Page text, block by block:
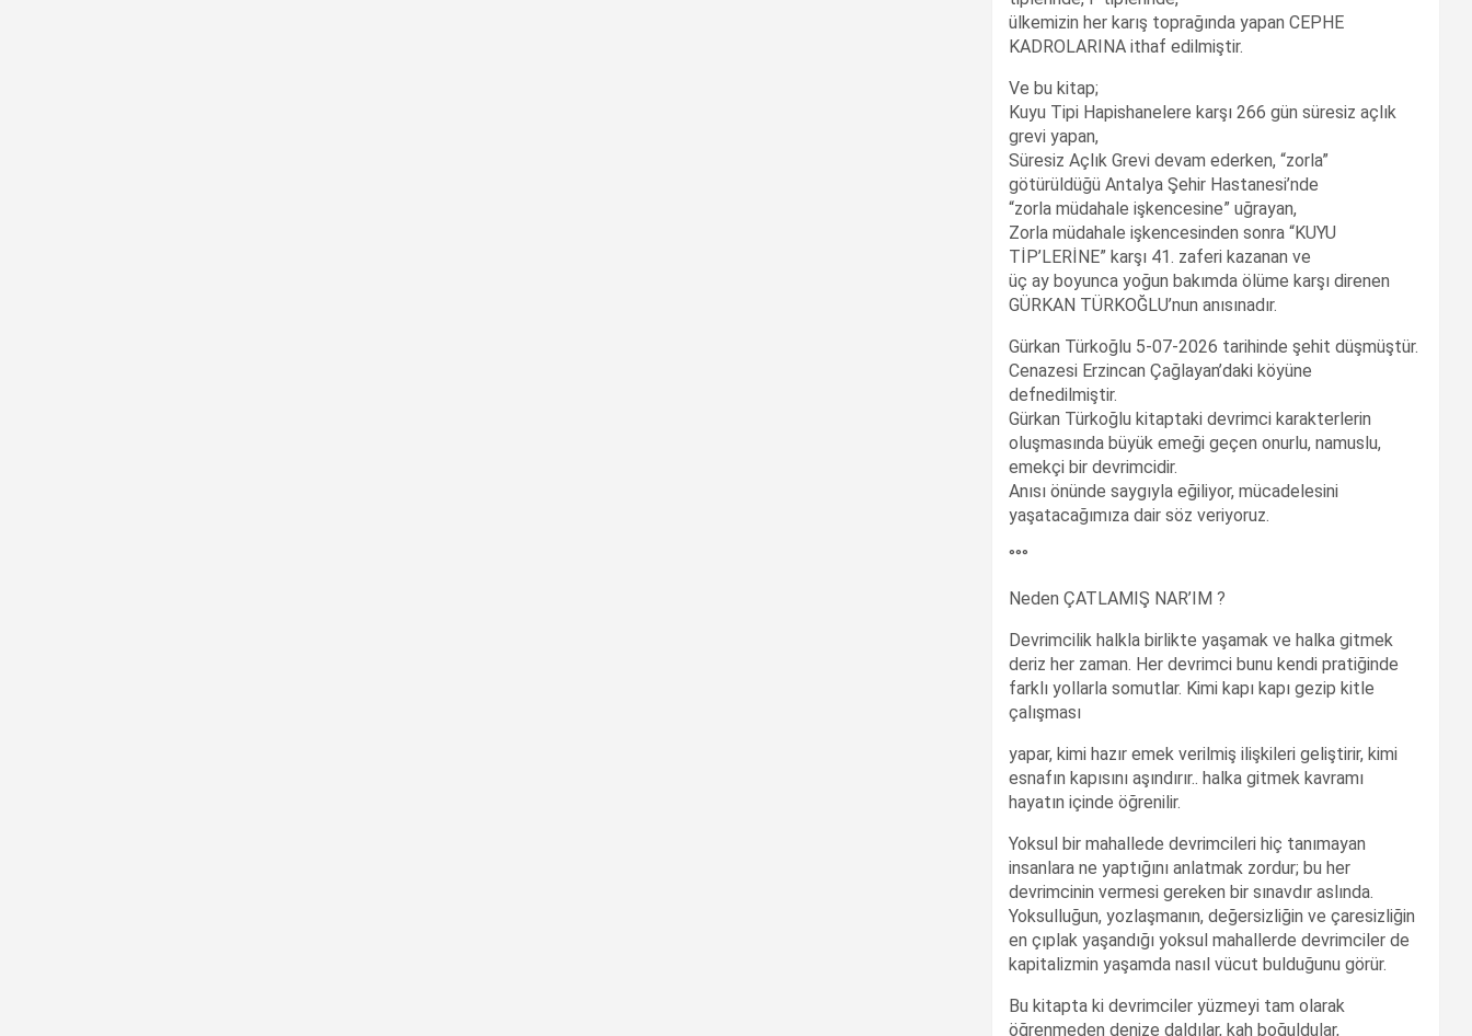
ülkemizin her karış toprağında yapan CEPHE
KADROLARINA ithaf edilmiştir.
Ve bu kitap;
Kuyu Tipi Hapishanelere karşı 266 gün süresiz açlık
grevi yapan,
Süresiz Açlık Grevi devam ederken, “zorla”
götürüldüğü Antalya Şehir Hastanesi’nde
“zorla müdahale işkencesine” uğrayan,
Zorla müdahale işkencesinden sonra “KUYU
TİP’LERİNE” karşı 41. zaferi kazanan ve
üç ay boyunca yoğun bakımda ölüme karşı direnen
GÜRKAN TÜRKOĞLU’nun anısınadır.
Gürkan Türkoğlu 5-07-2026 tarihinde şehit düşmüştür.
Cenazesi Erzincan Çağlayan’daki köyüne
defnedilmiştir.
Gürkan Türkoğlu kitaptaki devrimci karakterlerin
oluşmasında büyük emeği geçen onurlu, namuslu,
emekçi bir devrimcidir.
Anısı önünde saygıyla eğiliyor, mücadelesini
yaşatacağımıza dair söz veriyoruz.
°°°
Neden ÇATLAMIŞ NAR’IM ?
Devrimcilik halkla birlikte yaşamak ve halka gitmek
deriz her zaman. Her devrimci bunu kendi pratiğinde
farklı yollarla somutlar. Kimi kapı kapı gezip kitle
çalışması
yapar, kimi hazır emek verilmiş ilişkileri geliştirir, kimi
esnafın kapısını aşındırır.. halka gitmek kavramı
hayatın içinde öğrenilir.
Yoksul bir mahallede devrimcileri hiç tanımayan
insanlara ne yaptığını anlatmak zordur; bu her
devrimcinin vermesi gereken bir sınavdır aslında.
Yoksulluğun, yozlaşmanın, değersizliğin ve çaresizliğin
en çıplak yaşandığı yoksul mahallerde devrimciler de
kapitalizmin yaşamda nasıl vücut bulduğunu görür.
Bu kitapta ki devrimciler yüzmeyi tam olarak
öğrenmeden denize daldılar, kah boğuldular,